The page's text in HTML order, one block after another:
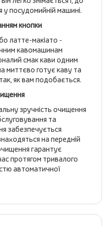
посудомийній машині.
кнопки
латте-макіато -
кавомашинам
смак кави одним
миттєво готує каву та
як вам подобається.
зручність очищення
та
забезпечується
на передній
гарантує
протягом тривалого
автоматичної